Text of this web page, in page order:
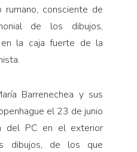
rumano, consciente de
de los dibujos,
la caja fuerte de la
Barrenechea y sus
el 23 de junio
del PC en el exterior
dibujos, de los que